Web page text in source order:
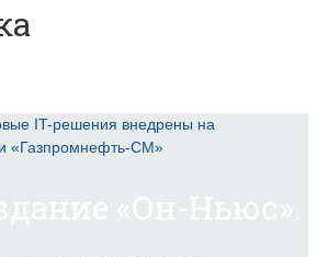
IT-решения внедрены на
«Газпромнефть-СМ»